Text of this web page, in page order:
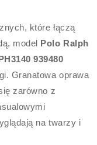
które łączą
model Polo Ralph
939480
Granatowa oprawa
zarówno z
na twarzy i